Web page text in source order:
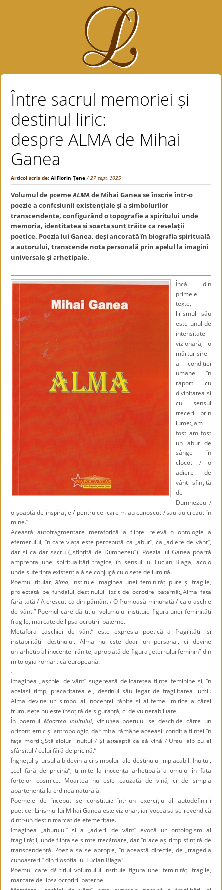
Între sacrul memoriei și
destinul liric:
despre ALMA de Mihai
Ganea
Articol scris de:Al Florin Țene / 27 sept. 2025
Volumul de poemeALMAde Mihai Ganea se înscrie într-o
poezie a confesiunii existențiale și a simbolurilor
transcendente, configurând o topografie a spiritului unde
memoria, identitatea și soarta sunt trăite ca revelații
poetice. Poezia lui Ganea, deși ancorată în biografia spirituală
a autorului, transcende nota personală prin apelul la imagini
universale și arhetipale.
Încă din
primele
texte,
lirismul său
este unul de
intensitate
vizionară, o
mărturisire
a condiției
umane în
raport cu
divinitatea și
cu sensul
trecerii prin
lume:„am
fost am fost
un abur de
sânge în
clocot / o
adiere de
vânt sfințită
de
Dumnezeu /
o șoaptă de inspirație / pentru cei care m-au cunoscut / sau au crezut în
mine.”
Această autofragmentare metaforică a ființei relevă o ontologie a
efemerului, în care viața este percepută ca „abur”, ca „adiere de vânt”,
dar și ca dar sacru („sfințită de Dumnezeu”). Poezia lui Ganea poartă
amprenta unei spiritualități tragice, în sensul lui Lucian Blaga, acolo
unde suferința existențială se conjugă cu o sete de lumină.
Poemul titular,Alma, instituie imaginea unei feminități pure și fragile,
proiectată pe fundalul destinului lipsit de ocrotire paternă:„Alma fata
fără tată / A crescut ca din pământ / O frumoasă minunată / ca o așchie
de vânt.” Poemul care dă titlul volumului instituie figura unei feminități
fragile, marcate de lipsa ocrotirii paterne.
Metafora „așchiei de vânt” este expresia poetică a fragilității și
instabilității destinului. Alma nu este doar un personaj, ci devine
un arhetip al inocenței rănite, apropiată de figura „eternului feminin” din
mitologia romantică europeană.
.
Imaginea „așchiei de vânt” sugerează delicatețea ființei feminine și, în
același timp, precaritatea ei, destinul său legat de fragilitatea lumii.
Alma devine un simbol al inocenței rănite și al femeii mitice a cărei
frumusețe nu este însoțită de siguranță, ci de vulnerabilitate.
În poemulMoartea inuitului, viziunea poetului se deschide către un
orizont etnic și antropologic, dar miza rămâne aceeași: condiția ființei în
fața morții:„Stă sloiuri inuitul / Și așteaptă ca să vină / Ursul alb cu el
sfârșitul / celui fără de pricină.”
Înghețul și ursul alb devin aici simboluri ale destinului implacabil. Inuitul,
„cel fără de pricină”, trimite la inocența arhetipală a omului în fața
forțelor cosmice. Moartea nu este cauzată de vină, ci de simpla
apartenență la ordinea naturală.
Poemele de început se constituie într-un exercițiu al autodefinirii
poetice. Lirismul lui Mihai Ganea este vizionar, iar vocea sa se revendică
dintr-un destin marcat de efemeritate.
Imaginea „aburului” și a „adierii de vânt” evocă un ontologism al
fragilității, unde ființa se simte trecătoare, dar în același timp sfințită de
transcendență. Poezia sa se apropie, în această direcție, de „tragedia
cunoașterii” din filosofia lui Lucian Blaga².
Poemul care dă titlul volumului instituie figura unei feminități fragile,
marcate de lipsa ocrotirii paterne.